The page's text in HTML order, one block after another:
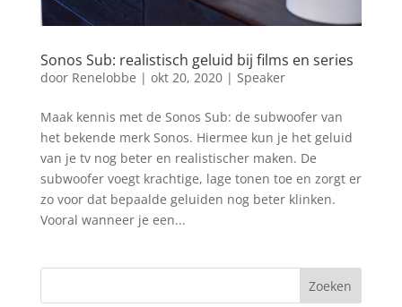
Sonos Sub: realistisch geluid bij films en series
door Renelobbe | okt 20, 2020| Speaker
Maak kennis met de Sonos Sub: de subwoofer van
het bekende merk Sonos. Hiermee kun je het geluid
van je tv nog beter en realistischer maken. De
subwoofer voegt krachtige, lage tonen toe en zorgt er
zo voor dat bepaalde geluiden nog beter klinken.
Vooral wanneer je een...